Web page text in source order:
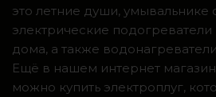
это летние души, умывальнике
электрические
дома, а также
Ещё в нашем интернет
можно купить электроплуг,